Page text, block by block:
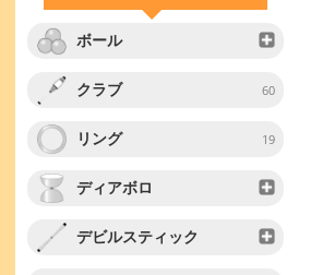
ボール
クラブ 60
リング 19
ディアボロ
デビルスティック